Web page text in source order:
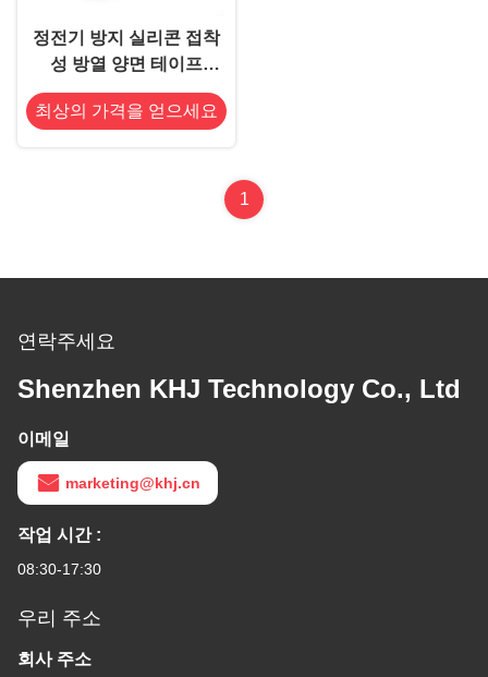
정전기 방지 실리콘 접착
성 방열 양면 테이프
8.2mil
최상의 가격을 얻으세요
1
연락주세요
Shenzhen KHJ Technology Co., Ltd
이메일
marketing@khj.cn
작업 시간 :
08:30-17:30
우리 주소
회사 주소